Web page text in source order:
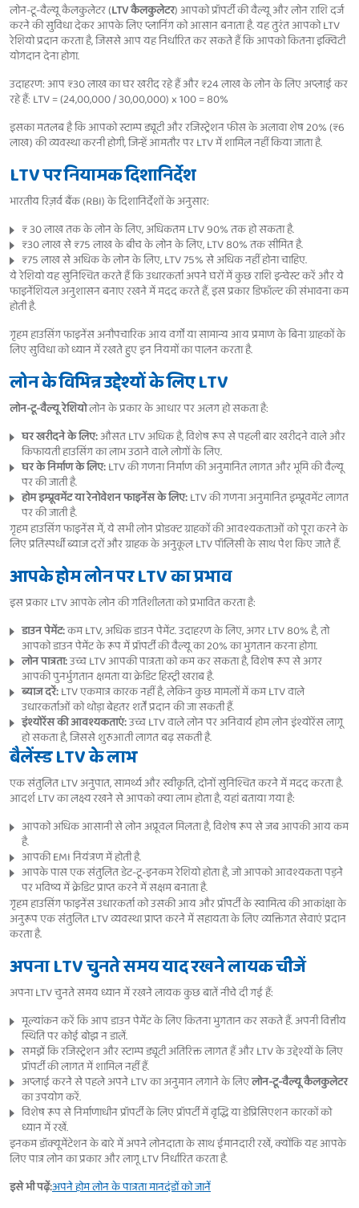
लोन-टू-वैल्यू कैलकुलेटर (LTV कैलकुलेटर) आपको प्रॉपर्टी की वैल्यू और लोन राशि दर्ज
करने की सुविधा देकर आपके लिए प्लानिंग को आसान बनाता है. यह तुरंत आपको LTV
रेशियो प्रदान करता है, जिससे आप यह निर्धारित कर सकते हैं कि आपको कितना इक्विटी
योगदान देना होगा.
उदाहरण: आप ₹30 लाख का घर खरीद रहे हैं और ₹24 लाख के लोन के लिए अप्लाई कर
रहे हैं: LTV = (24,00,000 / 30,00,000) x 100 = 80%
इसका मतलब है कि आपको स्टाम्प ड्यूटी और रजिस्ट्रेशन फीस के अलावा शेष 20% (₹6
लाख) की व्यवस्था करनी होगी, जिन्हें आमतौर पर LTV में शामिल नहीं किया जाता है.
LTV पर नियामक दिशानिर्देश
भारतीय रिज़र्व बैंक (RBI) के दिशानिर्देशों के अनुसार:
₹ 30 लाख तक के लोन के लिए, अधिकतम LTV 90% तक हो सकता है.
₹30 लाख से ₹75 लाख के बीच के लोन के लिए, LTV 80% तक सीमित है.
₹75 लाख से अधिक के लोन के लिए, LTV 75% से अधिक नहीं होना चाहिए.
ये रेशियो यह सुनिश्चित करते हैं कि उधारकर्ता अपने घरों में कुछ राशि इन्वेस्ट करें और ये
फाइनेंशियल अनुशासन बनाए रखने में मदद करते हैं, इस प्रकार डिफॉल्ट की संभावना कम
होती है.
गृहम हाउसिंग फाइनेंस अनौपचारिक आय वर्गों या सामान्य आय प्रमाण के बिना ग्राहकों के
लिए सुविधा को ध्यान में रखते हुए इन नियमों का पालन करता है.
लोन के विभिन्न उद्देश्यों के लिए LTV
लोन-टू-वैल्यू रेशियोलोन के प्रकार के आधार पर अलग हो सकता है:
घर खरीदने के लिए:औसत LTV अधिक है, विशेष रूप से पहली बार खरीदने वाले और
किफायती हाउसिंग का लाभ उठाने वाले लोगों के लिए.
घर के निर्माण के लिए:LTV की गणना निर्माण की अनुमानित लागत और भूमि की वैल्यू
पर की जाती है.
होम इम्प्रूवमेंट या रेनोवेशन फाइनेंस के लिए:LTV की गणना अनुमानित इम्प्रूवमेंट लागत
पर की जाती है.
गृहम हाउसिंग फाइनेंस में, ये सभी लोन प्रोडक्ट ग्राहकों की आवश्यकताओं को पूरा करने के
लिए प्रतिस्पर्धी ब्याज दरों और ग्राहक के अनुकूल LTV पॉलिसी के साथ पेश किए जाते हैं.
आपके होम लोन पर LTV का प्रभाव
इस प्रकार LTV आपके लोन की गतिशीलता को प्रभावित करता है:
डाउन पेमेंट:कम LTV, अधिक डाउन पेमेंट. उदाहरण के लिए, अगर LTV 80% है, तो
आपको डाउन पेमेंट के रूप में प्रॉपर्टी की वैल्यू का 20% का भुगतान करना होगा.
लोन पात्रता:उच्च LTV आपकी पात्रता को कम कर सकता है, विशेष रूप से अगर
आपकी पुनर्भुगतान क्षमता या क्रेडिट हिस्ट्री खराब है.
ब्याज दरें:LTV एकमात्र कारक नहीं है, लेकिन कुछ मामलों में कम LTV वाले
उधारकर्ताओं को थोड़ा बेहतर शर्तें प्रदान की जा सकती हैं.
इंश्योरेंस की आवश्यकताएं:उच्च LTV वाले लोन पर अनिवार्य होम लोन इंश्योरेंस लागू
हो सकता है, जिससे शुरुआती लागत बढ़ सकती है.
बैलेंस्ड LTV के लाभ
एक संतुलित LTV अनुपात, सामर्थ्य और स्वीकृति, दोनों सुनिश्चित करने में मदद करता है.
आदर्श LTV का लक्ष्य रखने से आपको क्या लाभ होता है, यहां बताया गया है:
आपको अधिक आसानी से लोन अप्रूवल मिलता है, विशेष रूप से जब आपकी आय कम
है.
आपकी EMI नियंत्रण में होती है.
आपके पास एक संतुलित डेट-टू-इनकम रेशियो होता है, जो आपको आवश्यकता पड़ने
पर भविष्य में क्रेडिट प्राप्त करने में सक्षम बनाता है.
गृहम हाउसिंग फाइनेंस उधारकर्ता को उसकी आय और प्रॉपर्टी के स्वामित्व की आकांक्षा के
अनुरूप एक संतुलित LTV व्यवस्था प्राप्त करने में सहायता के लिए व्यक्तिगत सेवाएं प्रदान
करता है.
अपना LTV चुनते समय याद रखने लायक चीजें
अपना LTV चुनते समय ध्यान में रखने लायक कुछ बातें नीचे दी गई हैं:
मूल्यांकन करें कि आप डाउन पेमेंट के लिए कितना भुगतान कर सकते हैं. अपनी वित्तीय
स्थिति पर कोई बोझ न डालें.
समझें कि रजिस्ट्रेशन और स्टाम्प ड्यूटी अतिरिक्त लागत हैं और LTV के उद्देश्यों के लिए
प्रॉपर्टी की लागत में शामिल नहीं हैं.
अप्लाई करने से पहले अपने LTV का अनुमान लगाने के लिएलोन-टू-वैल्यू कैलकुलेटर
का उपयोग करें.
विशेष रूप से निर्माणाधीन प्रॉपर्टी के लिए प्रॉपर्टी में वृद्धि या डेप्रिसिएशन कारकों को
ध्यान में रखें.
इनकम डॉक्यूमेंटेशन के बारे में अपने लोनदाता के साथ ईमानदारी रखें, क्योंकि यह आपके
लिए पात्र लोन का प्रकार और लागू LTV निर्धारित करता है.
इसे भी पढ़ें:अपने होम लोन के पात्रता मानदंडों को जानें